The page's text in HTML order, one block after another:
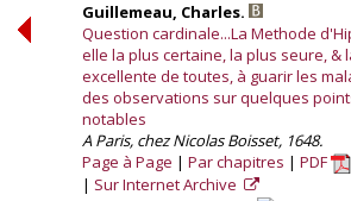
Guillemeau, Charles.
Question cardinale...La Methode
elle la plus certaine, la plus seure, &
excellente de toutes, à guarir les
des observations sur quelques
notables
A Paris, chez Nicolas Boisset, 1648.
Page à Page
Par chapitres
PDF
Sur Internet Archive